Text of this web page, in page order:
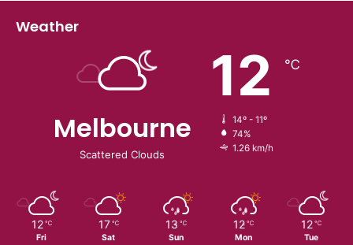
Weather
Melbourne
Scattered Clouds
12 ℃
14º - 11º
74%
1.26 km/h
12 ℃
Fri
17 ℃
Sat
13 ℃
Sun
12 ℃
Mon
12 ℃
Tue